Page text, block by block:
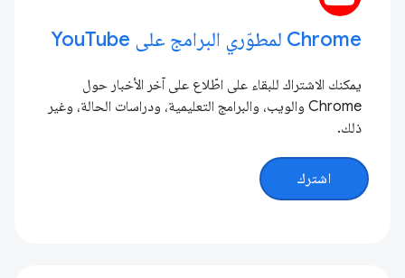
Chrome لمطوّري البرامج على YouTube
يمكنك الاشتراك للبقاء على اطّلاع على آخر الأخبار حول
Chrome والويب، والبرامج التعليمية، ودراسات الحالة، وغير
ذلك.
اشترك